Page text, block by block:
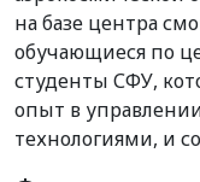
на базе центра
обучающиеся по
студенты СФУ,
опыт в
технологиями, и